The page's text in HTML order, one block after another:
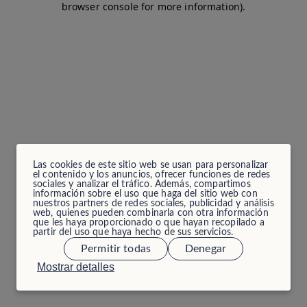
Las cookies de este sitio web se usan para personalizar
el contenido y los anuncios, ofrecer funciones de redes
sociales y analizar el tráfico. Además, compartimos
información sobre el uso que haga del sitio web con
nuestros partners de redes sociales, publicidad y análisis
web, quienes pueden combinarla con otra información
que les haya proporcionado o que hayan recopilado a
partir del uso que haya hecho de sus servicios.
Mostrar detalles
Permitir todas Denegar
browser console for more information).